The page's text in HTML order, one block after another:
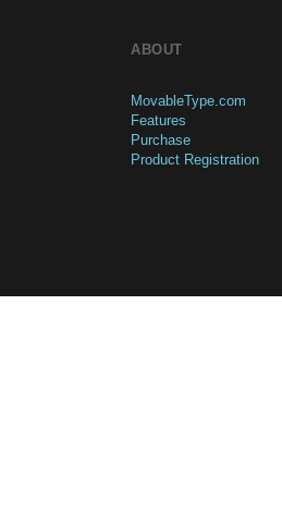
ABOUT
MovableType.com
Features
Purchase
Product Registration